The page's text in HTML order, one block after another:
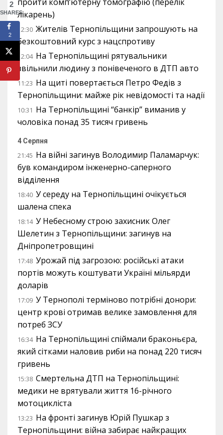
лікарень)
12:30 Жителів Тернопільщини запрошують на
безкоштовний курс з нацспротиву
12:04 На Тернопільщині рятувальники
звільнили людину з понівеченого в ДТП авто
11:23 На щиті повертається Петро Федів з
Тернопільщини: майже рік невідомості та надії
10:31 На Тернопільщині “банкір” виманив у
чоловіка понад 35 тисяч гривень
4 Серпня
21:45 На війні загинув Володимир Паламарчук:
був командиром інженерно-саперного
відділення
18:40 У середу на Тернопільщині очікується
шалена спека
18:14 У Небесному строю захисник Олег
Шелетин з Тернопільщини: загинув на
Дніпропетровщині
17:48 Урожай під загрозою: російські атаки
портів можуть коштувати Україні мільярди
доларів
17:09 У Тернополі терміново потрібні донори:
центр крові отримав велике замовлення для
потреб ЗСУ
16:34 На Тернопільщині спіймали браконьєра,
який сітками наловив риби на понад 220 тисяч
гривень
15:38 Смертельна ДТП на Тернопільщині:
медики не врятували життя 16-річного
мотоцикліста
13:23 На фронті загинув Юрій Пушкар з
Тернопільщини: війна забирає найкращих
2
SHARES
2